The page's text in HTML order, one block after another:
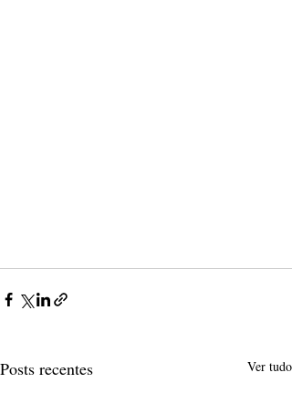
Posts recentes Ver tudo